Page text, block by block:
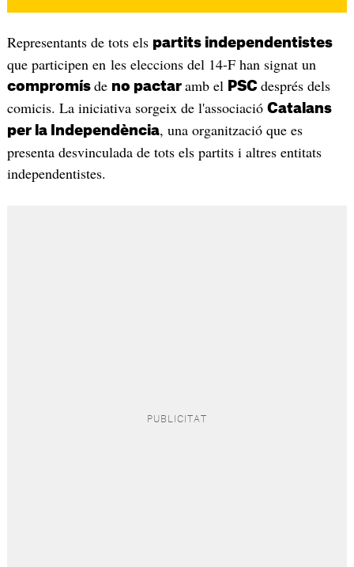
Representants de tots els partits independentistes
que participen en les eleccions del 14-F han signat un
compromís de no pactar amb el PSC després dels
comicis. La iniciativa sorgeix de l'associació Catalans
per la Independència, una organització que es
presenta desvinculada de tots els partits i altres entitats
independentistes.